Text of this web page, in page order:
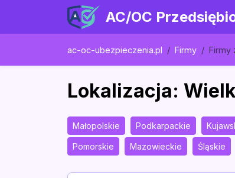
AC/OC
ac-oc-ubezpieczenia.pl Firmy Firmy
Lokalizacja:
Małopolskie Podkarpackie
Pomorskie Mazowieckie Śląskie